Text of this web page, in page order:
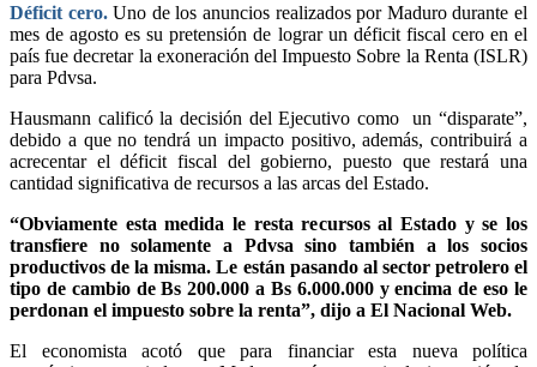
Déficit cero.Uno de los anuncios realizados por Maduro durante el
mes de agosto es su pretensión de lograr un déficit fiscal cero en el
país fue decretar la exoneración del Impuesto Sobre la Renta (ISLR)
para Pdvsa.
Hausmann calificó la decisión del Ejecutivo como un “disparate”,
debido a que no tendrá un impacto positivo, además, contribuirá a
acrecentar el déficit fiscal del gobierno, puesto que restará una
cantidad significativa de recursos a las arcas del Estado.
“Obviamente esta medida le resta recursos al Estado y se los
transfiere no solamente a Pdvsa sino también a los socios
productivos de la misma. Le están pasando al sector petrolero el
tipo de cambio de Bs 200.000 a Bs 6.000.000 y encima de eso le
perdonan el impuesto sobre la renta”, dijo a El Nacional Web.
El economista acotó que para financiar esta nueva política